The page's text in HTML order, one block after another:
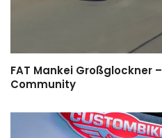
FAT Mankei Großglockner
Community